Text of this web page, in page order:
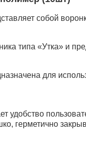
собой
типа «Утка» и
для
герметично